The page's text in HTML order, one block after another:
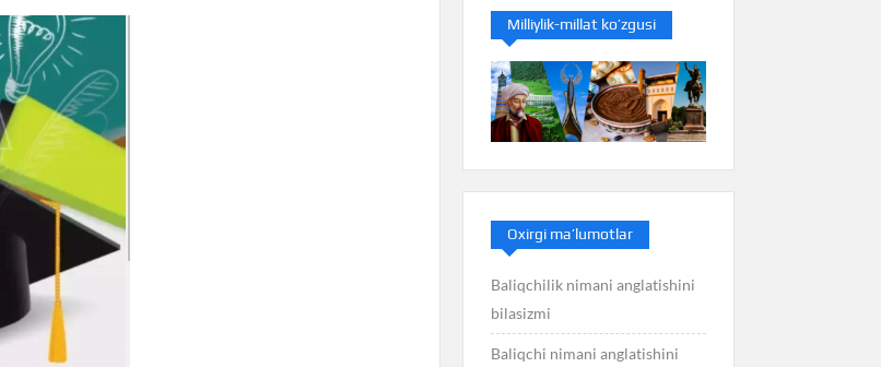
Milliylik-millat ko’zgusi
Oxirgi ma’lumotlar
Baliqchilik nimani anglatishini
bilasizmi
Baliqchi nimani anglatishini